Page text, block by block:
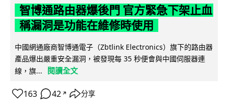
智博通路由器爆後門 官方緊急下架止血
稱漏洞是功能在維修時使用
中國網通廠商智博通電子（Zbtlink Electronics）旗下的路由器
產品爆出嚴重安全漏洞，被發現每 35 秒便會與中國伺服器連
線，旗...
閱讀全文
163 42 ↗ 分享